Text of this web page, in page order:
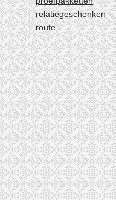
relatiegeschenken
route